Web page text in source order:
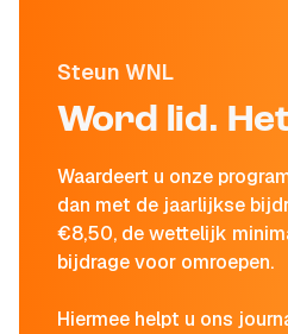
Steun WNL
Word lid.
Waardeert u onze
dan met de jaarlijkse
€8,50, de wettelijk
bijdrage voor omroepen.
Hiermee helpt u ons